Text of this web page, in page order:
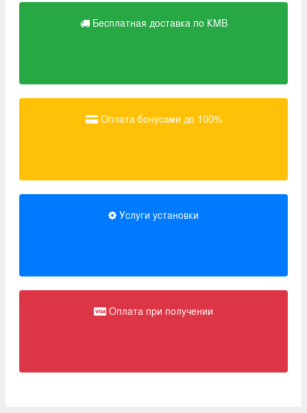
Бесплатная доставка по КМВ
Оплата бонусами до 100%
Услуги установки
Оплата при получении